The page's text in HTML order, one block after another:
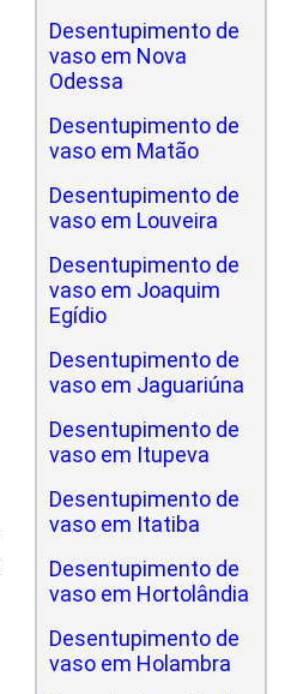
Desentupimento de
vaso em Nova
Odessa
Desentupimento de
vaso em Matão
Desentupimento de
vaso em Louveira
Desentupimento de
vaso em Joaquim
Egídio
Desentupimento de
vaso em Jaguariúna
Desentupimento de
vaso em Itupeva
Desentupimento de
vaso em Itatiba
Desentupimento de
vaso em Hortolândia
Desentupimento de
vaso em Holambra